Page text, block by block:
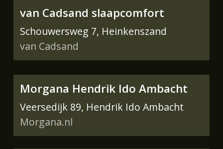
van Cadsand slaapcomfort
Schouwersweg 7, Heinkenszand
van Cadsand
Morgana Hendrik Ido Ambacht
Veersedijk 89, Hendrik Ido Ambacht
Morgana.nl